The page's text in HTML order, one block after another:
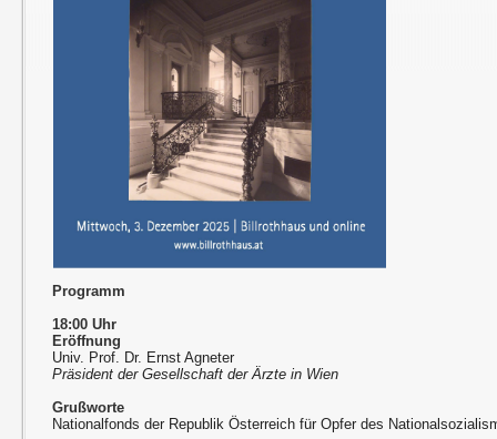
Programm
18:00 Uhr
Eröffnung
Univ. Prof. Dr. Ernst Agneter
Präsident der Gesellschaft der Ärzte in Wien
Grußworte
Nationalfonds der Republik Österreich für Opfer des